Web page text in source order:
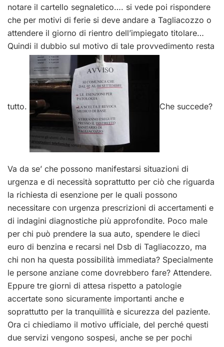
notare il cartello segnaletico…. si vede poi rispondere
che per motivi di ferie si deve andare a Tagliacozzo o
attendere il giorno di rientro dell’impiegato titolare…
Quindi il dubbio sul motivo di tale provvedimento resta
tutto. Che succede?
Va da se’ che possono manifestarsi situazioni di
urgenza e di necessità soprattutto per ciò che riguarda
la richiesta di esenzione per le quali possono
necessitare con urgenza prescrizioni di accertamenti e
di indagini diagnostiche più approfondite. Poco male
per chi può prendere la sua auto, spendere le dieci
euro di benzina e recarsi nel Dsb di Tagliacozzo, ma
chi non ha questa possibilità immediata? Specialmente
le persone anziane come dovrebbero fare? Attendere.
Eppure tre giorni di attesa rispetto a patologie
accertate sono sicuramente importanti anche e
soprattutto per la tranquillità e sicurezza del paziente.
Ora ci chiediamo il motivo ufficiale, del perché questi
due servizi vengono sospesi, anche se per pochi